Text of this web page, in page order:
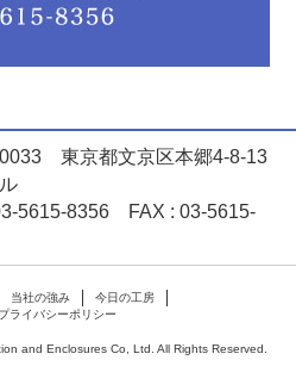
東京都文京区本郷4-8-13
5615-8356 FAX : 03-5615-
当社の強み
今日の工房
プライバシーポリシー
and Enclosures Co, Ltd. All Rights Reserved.